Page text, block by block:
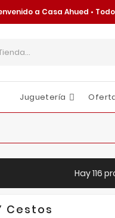
a Casa Ahued •
Juguetería
Hay 116
Cestos